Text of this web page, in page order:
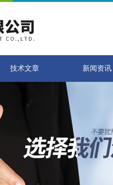
技术文章 新闻资讯